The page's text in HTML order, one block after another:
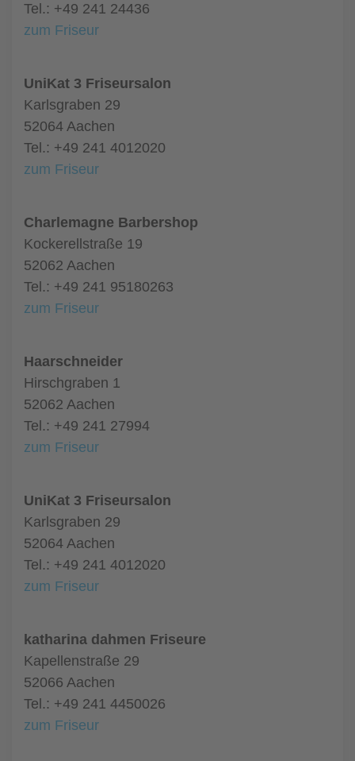
Tel.: +49 241 24436
zum Friseur
UniKat 3 Friseursalon
Karlsgraben 29
52064 Aachen
Tel.: +49 241 4012020
zum Friseur
Charlemagne Barbershop
Kockerellstraße 19
52062 Aachen
Tel.: +49 241 95180263
zum Friseur
Haarschneider
Hirschgraben 1
52062 Aachen
Tel.: +49 241 27994
zum Friseur
UniKat 3 Friseursalon
Karlsgraben 29
52064 Aachen
Tel.: +49 241 4012020
zum Friseur
katharina dahmen Friseure
Kapellenstraße 29
52066 Aachen
Tel.: +49 241 4450026
zum Friseur